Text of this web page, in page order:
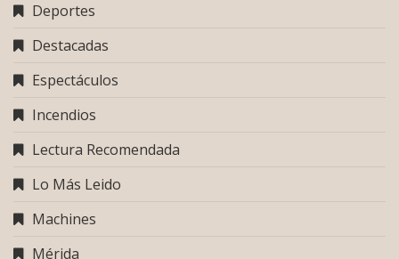
Deportes
Destacadas
Espectáculos
Incendios
Lectura Recomendada
Lo Más Leido
Machines
Mérida